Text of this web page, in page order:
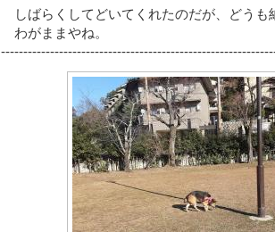
しばらくしてどいてくれたのだが、どうも
わがままやね。